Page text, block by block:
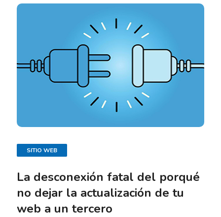
SITIO WEB
La desconexión fatal del porqué
no dejar la actualización de tu
web a un tercero